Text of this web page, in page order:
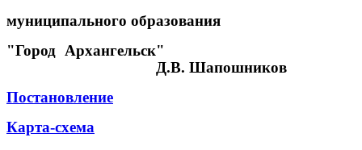
муниципального образования
"Город Архангельск"
Д.В. Шапошников
Постановление
Карта-схема